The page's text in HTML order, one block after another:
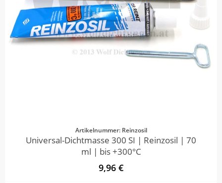
Artikelnummer: Reinzosil
Universal-Dichtmasse 300 SI | Reinzosil | 70
ml | bis +300°C
9,96 €